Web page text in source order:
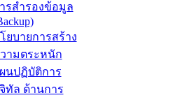
รสำรองข้อมูล
ยบายการสร้าง
ามตระหนัก
นปฏิบัติการ
ทัล ด้านการ